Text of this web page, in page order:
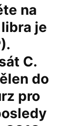
na
je
C.
do
pro